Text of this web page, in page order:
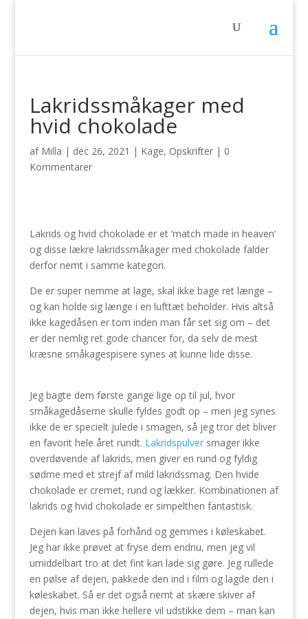
Lakridssmåkager med
hvid chokolade
af Milla | dec 26, 2021 | Kage, Opskrifter| 0
Kommentarer
Lakrids og hvid chokolade er et ‘match made in heaven’
og disse lækre lakridssmåkager med chokolade falder
derfor nemt i samme kategori.
De er super nemme at lage, skal ikke bage ret længe –
og kan holde sig længe i en lufttæt beholder. Hvis altså
ikke kagedåsen er tom inden man får set sig om – det
er der nemlig ret gode chancer for, da selv de mest
kræsne småkagespisere synes at kunne lide disse.
Jeg bagte dem første gange lige op til jul, hvor
småkagedåserne skulle fyldes godt op – men jeg synes
ikke de er specielt julede i smagen, så jeg tror det bliver
en favorit hele året rundt. Lakridspulversmager ikke
overdøvende af lakrids, men giver en rund og fyldig
sødme med et strejf af mild lakridssmag. Den hvide
chokolade er cremet, rund og lækker. Kombinationen af
lakrids og hvid chokolade er simpelthen fantastisk.
Dejen kan laves på forhånd og gemmes i køleskabet.
Jeg har ikke prøvet at fryse dem endnu, men jeg vil
umiddelbart tro at det fint kan lade sig gøre. Jeg rullede
en pølse af dejen, pakkede den ind i film og lagde den i
køleskabet. Så er det også nemt at skære skiver af
dejen, hvis man ikke hellere vil udstikke dem – man kan